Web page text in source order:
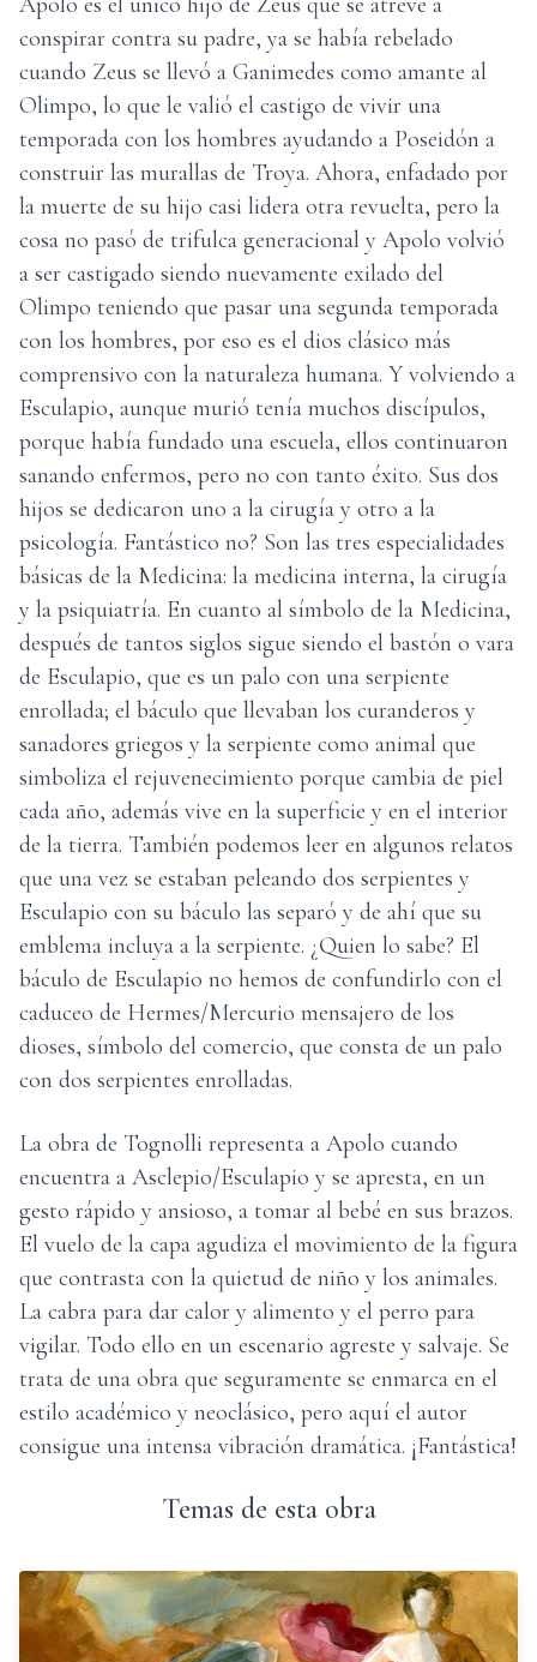
conspirar contra su padre, ya se había rebelado
cuando Zeus se llevó a Ganimedes como amante al
Olimpo, lo que le valió el castigo de vivir una
temporada con los hombres ayudando a Poseidón a
construir las murallas de Troya. Ahora, enfadado por
la muerte de su hijo casi lidera otra revuelta, pero la
cosa no pasó de trifulca generacional y Apolo volvió
a ser castigado siendo nuevamente exilado del
Olimpo teniendo que pasar una segunda temporada
con los hombres, por eso es el dios clásico más
comprensivo con la naturaleza humana. Y volviendo a
Esculapio, aunque murió tenía muchos discípulos,
porque había fundado una escuela, ellos continuaron
sanando enfermos, pero no con tanto éxito. Sus dos
hijos se dedicaron uno a la cirugía y otro a la
psicología. Fantástico no? Son las tres especialidades
básicas de la Medicina: la medicina interna, la cirugía
y la psiquiatría. En cuanto al símbolo de la Medicina,
después de tantos siglos sigue siendo el bastón o vara
de Esculapio, que es un palo con una serpiente
enrollada; el báculo que llevaban los curanderos y
sanadores griegos y la serpiente como animal que
simboliza el rejuvenecimiento porque cambia de piel
cada año, además vive en la superficie y en el interior
de la tierra. También podemos leer en algunos relatos
que una vez se estaban peleando dos serpientes y
Esculapio con su báculo las separó y de ahí que su
emblema incluya a la serpiente. ¿Quien lo sabe? El
báculo de Esculapio no hemos de confundirlo con el
caduceo de Hermes/Mercurio mensajero de los
dioses, símbolo del comercio, que consta de un palo
con dos serpientes enrolladas.
La obra de Tognolli representa a Apolo cuando
encuentra a Asclepio/Esculapio y se apresta, en un
gesto rápido y ansioso, a tomar al bebé en sus brazos.
El vuelo de la capa agudiza el movimiento de la figura
que contrasta con la quietud de niño y los animales.
La cabra para dar calor y alimento y el perro para
vigilar. Todo ello en un escenario agreste y salvaje. Se
trata de una obra que seguramente se enmarca en el
estilo académico y neoclásico, pero aquí el autor
consigue una intensa vibración dramática. ¡Fantástica!
Temas de esta obra